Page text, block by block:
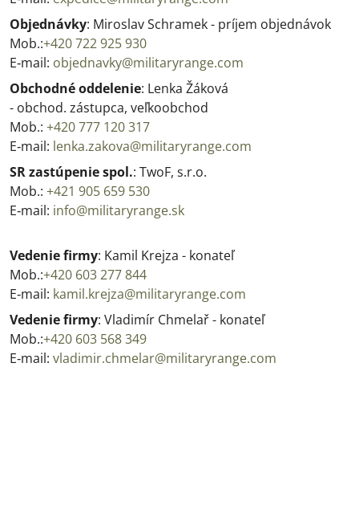
Objednávky: Miroslav Schramek- príjem objednávok
Mob.:+420 722 925 930
E‑mail: objednavky@militaryrange.com
Obchodné oddelenie: Lenka Žáková
- obchod. zástupca, veľkoobchod
Mob.: +420 777 120 317
E‑mail: lenka.zakova@militaryrange.com
SR zastúpenie spol.: TwoF, s.r.o.
Mob.: +421 905 659 530
E‑mail: info@militaryrange.sk
Vedenie firmy: Kamil Krejza - konateľ
Mob.:+420 603 277 844
E‑mail: kamil.krejza@militaryrange.com
Vedenie firmy: Vladimír Chmelař- konateľ
Mob.:+420 603 568 349
E‑mail: vladimir.chmelar@militaryrange.com